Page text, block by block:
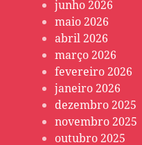
junho 2026
maio 2026
abril 2026
março 2026
fevereiro 2026
janeiro 2026
dezembro 2025
novembro 2025
outubro 2025